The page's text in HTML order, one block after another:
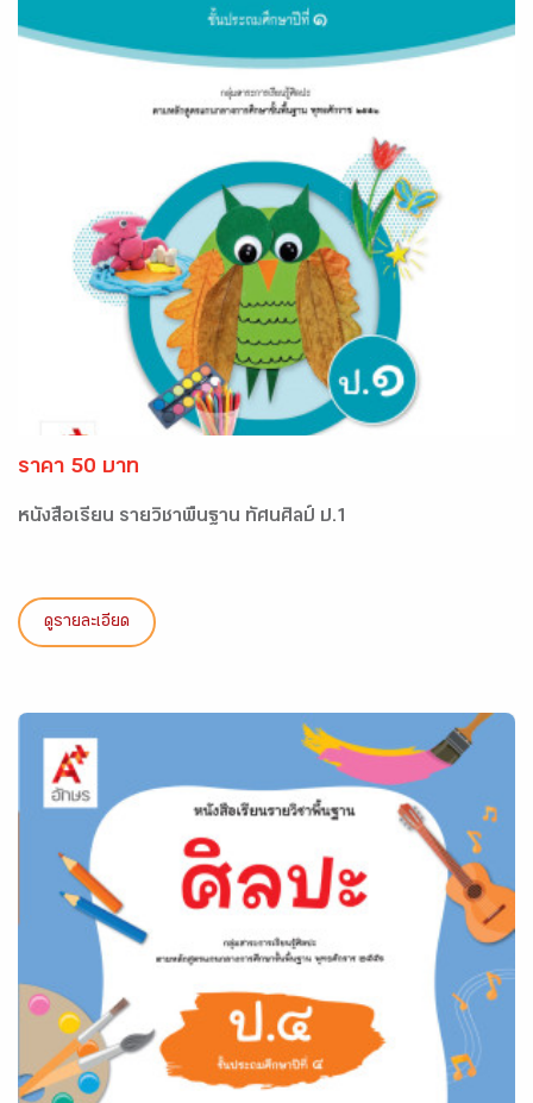
ราคา 50 บาท
หนังสือเรียน รายวิชาพื้นฐาน ทัศนศิลป์ ป.1
ดูรายละเอียด